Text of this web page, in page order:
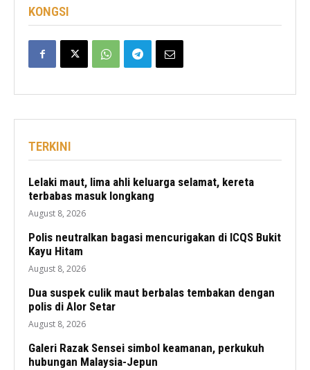
KONGSI
TERKINI
Lelaki maut, lima ahli keluarga selamat, kereta
terbabas masuk longkang
August 8, 2026
Polis neutralkan bagasi mencurigakan di ICQS Bukit
Kayu Hitam
August 8, 2026
Dua suspek culik maut berbalas tembakan dengan
polis di Alor Setar
August 8, 2026
Galeri Razak Sensei simbol keamanan, perkukuh
hubungan Malaysia-Jepun